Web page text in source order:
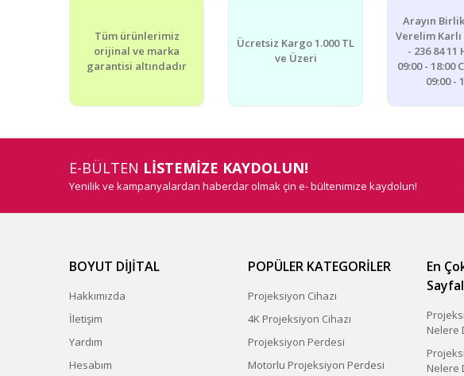
Ürün bilgilerinde hatalar bulunuyor.
Ürün fiyatı diğer sitelerden daha pahalı.
Tüm ürünlerimiz
orijinal ve marka
garantisi altındadır
Ücretsiz Kargo 1.000 TL
ve Üzeri
Arayın
Verelim Karlı
- 236 84
09:00 - 18:00
09:00 -
E-BÜLTEN LİSTEMİZE KAYDOLUN!
Yenilik ve kampanyalardan haberdar olmak çin e- bültenimize kaydolun!
BOYUT DİJİTAL
Hakkımızda
İletişim
Yardım
Hesabım
POPÜLER KATEGORİLER
Projeksiyon Cihazı
4K Projeksiyon Cihazı
Projeksiyon Perdesi
Motorlu Projeksiyon Perdesi
En
Nelere
Nelere